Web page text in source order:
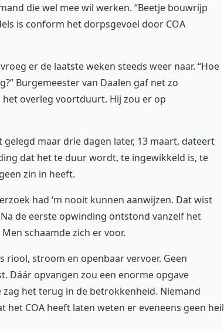
die wel mee wil werken. “Beetje bouwrijp
is conform het dorpsgevoel door COA
er de laatste weken steeds weer naar. “Hoe
Burgemeester van Daalen gaf net zo
overleg voortduurt. Hij zou er op
maar drie dagen later, 13 maart, dateert
dat het te duur wordt, te ingewikkeld is, te
zin in heeft.
had ‘m nooit kunnen aanwijzen. Dat wist
de eerste opwinding ontstond vanzelf het
schaamde zich er voor.
riool, stroom en openbaar vervoer. Geen
Dáár opvangen zou een enorme opgave
het terug in de betrokkenheid. Niemand
COA heeft laten weten er eveneens geen heil